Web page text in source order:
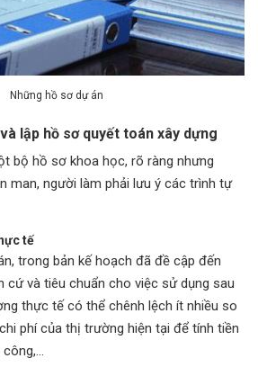
Những hồ sơ dự án
lập hồ sơ quyết toán xây dựng
bộ hồ sơ khoa học, rõ ràng nhưng
man, người làm phải lưu ý các trình tự
tế
trong bản kế hoạch đã đề cập đến
cứ và tiêu chuẩn cho việc sử dụng sau
thực tế có thể chênh lệch ít nhiều so
phí của thị trường hiện tại để tính tiền